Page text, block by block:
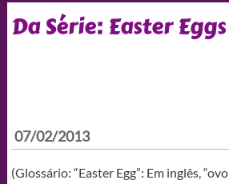
Da Série: Easter
07/02/2013
(Glossário: “Easter Egg”: Em inglês,